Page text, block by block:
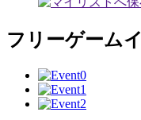
フリーゲーム